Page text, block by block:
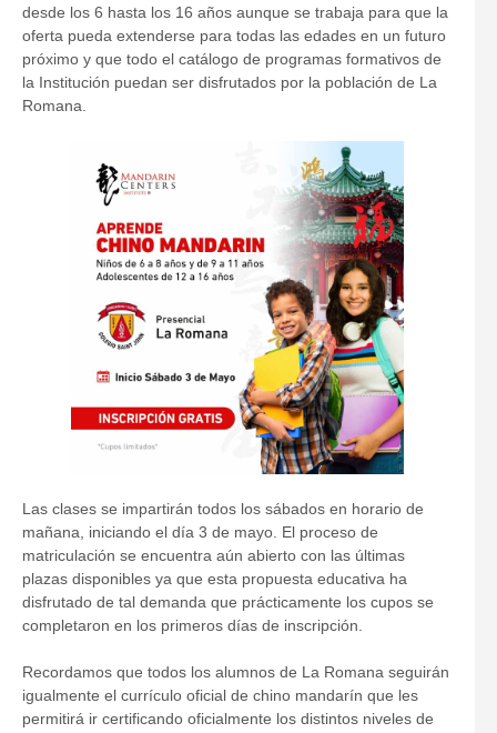
desde los 6 hasta los 16 años aunque se trabaja para que la
oferta pueda extenderse para todas las edades en un futuro
próximo y que todo el catálogo de programas formativos de
la Institución puedan ser disfrutados por la población de La
Romana.
Las clases se impartirán todos los sábados en horario de
mañana, iniciando el día 3 de mayo. El proceso de
matriculación se encuentra aún abierto con las últimas
plazas disponibles ya que esta propuesta educativa ha
disfrutado de tal demanda que prácticamente los cupos se
completaron en los primeros días de inscripción.
Recordamos que todos los alumnos de La Romana seguirán
igualmente el currículo oficial de chino mandarín que les
permitirá ir certificando oficialmente los distintos niveles de